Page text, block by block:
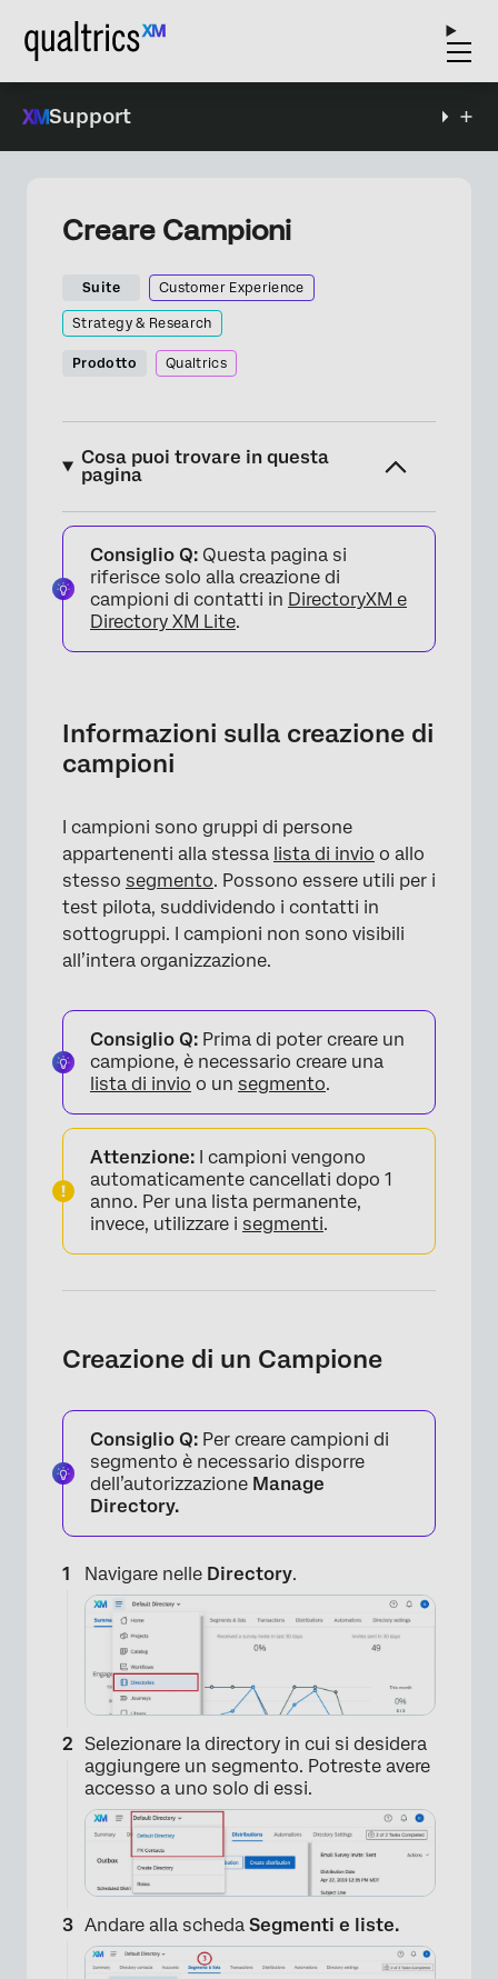
Support
Creare Campioni
Suite Customer Experience
Strategy & Research
Prodotto Qualtrics
Cosa puoi trovare in questa
pagina
Informazioni sulla creazione di campioni
Creazione di un Campione
Criteri di campionamento
Progetti che possono utilizzare campioni
Consiglio Q: Questa pagina si
riferisce solo alla creazione di
campioni di contatti in DirectoryXM e
Directory XM Lite.
Informazioni sulla creazione di
campioni
I campioni sono gruppi di persone
appartenenti alla stessa lista di invio o allo
stesso segmento. Possono essere utili per i
test pilota, suddividendo i contatti in
sottogruppi. I campioni non sono visibili
all’intera organizzazione.
Consiglio Q: Prima di poter creare un
campione, è necessario creare una
lista di invio o un segmento.
Attenzione: I campioni vengono
automaticamente cancellati dopo 1
anno. Per una lista permanente,
invece, utilizzare i segmenti.
Creazione di un Campione
Consiglio Q: Per creare campioni di
segmento è necessario disporre
dell’autorizzazione Manage
Directory.
Navigare nelle Directory.
Selezionare la directory in cui si desidera
aggiungere un segmento. Potreste avere
accesso a uno solo di essi.
Andare alla scheda Segmenti e liste.